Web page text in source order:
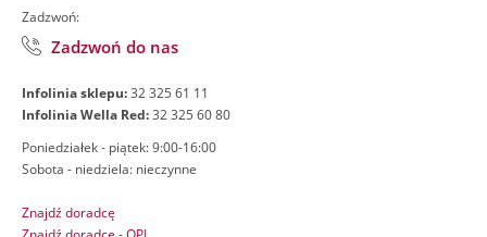
Zadzwoń:
Zadzwoń do nas
Infolinia sklepu:32 325 61 11
Infolinia Wella Red:32 325 60 80
Poniedziałek - piątek: 9:00-16:00
Sobota - niedziela: nieczynne
Znajdź doradcę